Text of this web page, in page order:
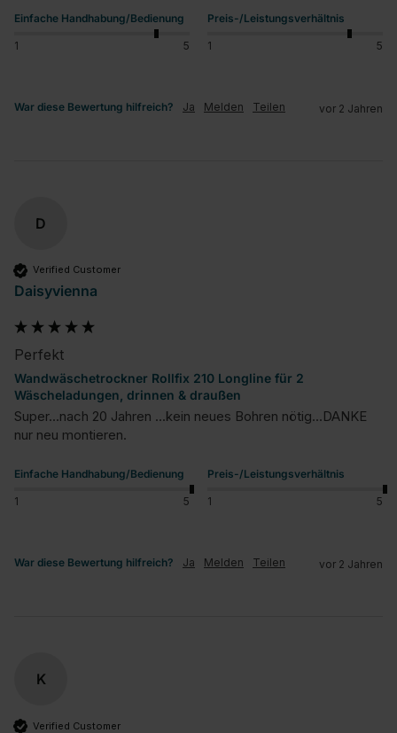
Einfache Handhabung/Bedienung
1 5
Preis-/Leistungsverhältnis
1 5
War diese Bewertung hilfreich? Ja Melden Teilen vor 2 Jahren
D
Verified Customer
Daisyvienna
Perfekt
Wandwäschetrockner Rollfix 210 Longline für 2
Wäscheladungen, drinnen & draußen
Super...nach 20 Jahren ...kein neues Bohren nötig...DANKE
nur neu montieren.
Einfache Handhabung/Bedienung
1 5
Preis-/Leistungsverhältnis
1 5
War diese Bewertung hilfreich? Ja Melden Teilen vor 2 Jahren
K
Verified Customer